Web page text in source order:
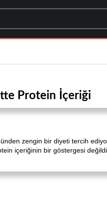
Protein İçeriği
zengin bir diyeti tercih
içeriğinin bir göstergesi